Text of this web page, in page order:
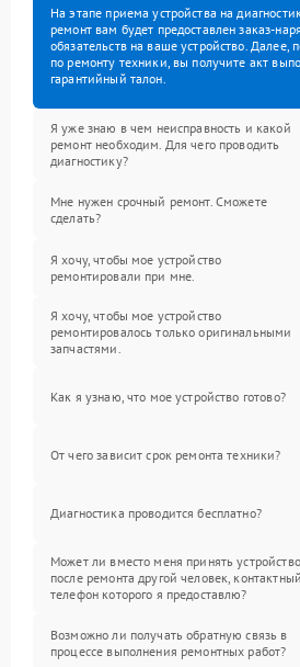
На этапе приема устройства на
ремонт вам будет предоставлен заказ-
обязательств на ваше устройство. Далее,
по ремонту техники, вы получите акт
гарантийный талон.
Я уже знаю в чем неисправность и какой
ремонт необходим. Для чего проводить
диагностику?
Мне нужен срочный ремонт. Сможете
сделать?
Я хочу, чтобы мое устройство
ремонтировали при мне.
Я хочу, чтобы мое устройство
ремонтировалось только оригинальными
запчастями.
Как я узнаю, что мое устройство готово?
От чего зависит срок ремонта техники?
Диагностика проводится бесплатно?
Может ли вместо меня принять устройство
после ремонта другой человек, контактный
телефон которого я предоставлю?
Возможно ли получать обратную связь в
процессе выполнения ремонтных работ?